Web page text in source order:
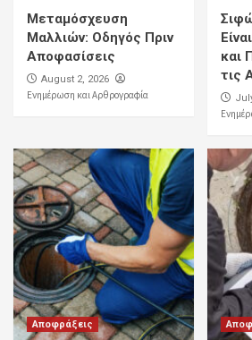
Μεταμόσχευση
Μαλλιών: Οδηγός Πριν
Αποφασίσεις
August 2, 2026
Ενημέρωση και Αρθρογραφία
και
τις
Αποφράξεις